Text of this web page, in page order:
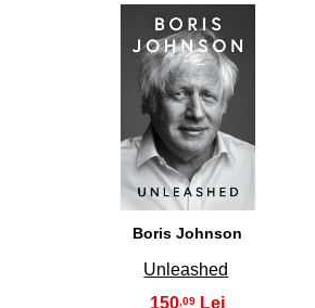
8
Boris Johnson
Unleashed
150 ,09